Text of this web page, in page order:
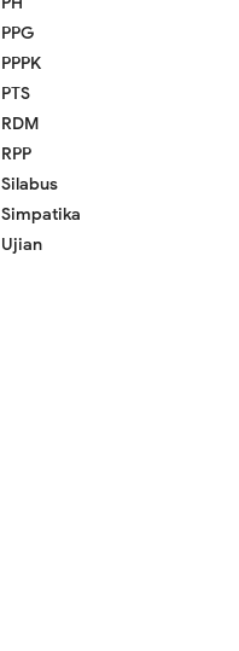
PPG
PPPK
PTS
RDM
RPP
Silabus
Simpatika
Ujian